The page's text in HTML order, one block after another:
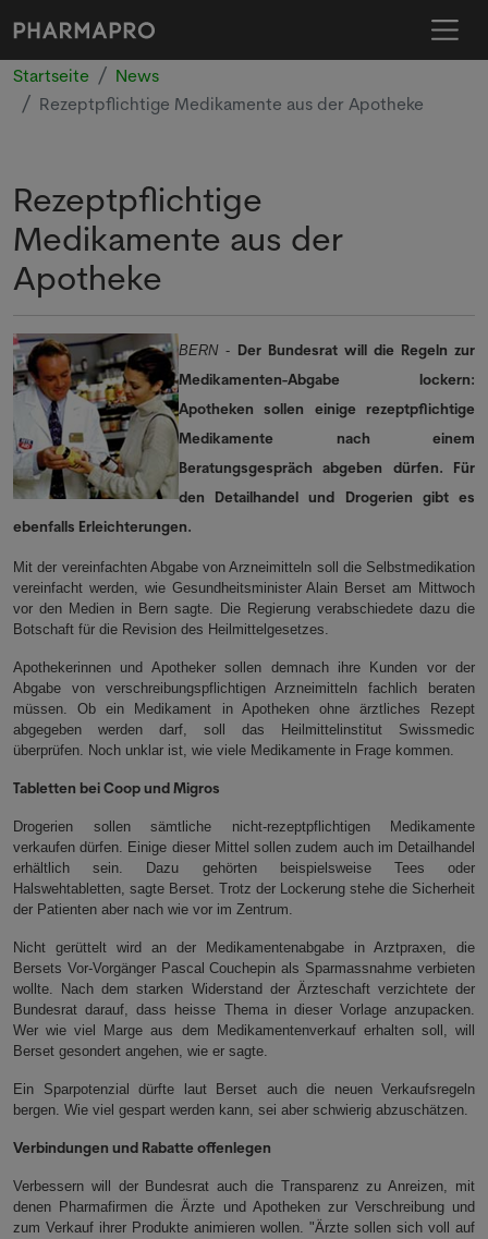
Startseite
News
Rezeptpflichtige Medikamente aus der Apotheke
Rezeptpflichtige
Medikamente aus der
Apotheke
BERN- Der Bundesrat will die Regeln zur
Medikamenten-Abgabe lockern:
Apotheken sollen einige rezeptpflichtige
Medikamente nach einem
Beratungsgespräch abgeben dürfen. Für
den Detailhandel und Drogerien gibt es
ebenfalls Erleichterungen.
Mit der vereinfachten Abgabe von Arzneimitteln soll die Selbstmedikation
vereinfacht werden, wie Gesundheitsminister Alain Berset am Mittwoch
vor den Medien in Bern sagte. Die Regierung verabschiedete dazu die
Botschaft für die Revision des Heilmittelgesetzes.
Apothekerinnen und Apotheker sollen demnach ihre Kunden vor der
Abgabe von verschreibungspflichtigen Arzneimitteln fachlich beraten
müssen. Ob ein Medikament in Apotheken ohne ärztliches Rezept
abgegeben werden darf, soll das Heilmittelinstitut Swissmedic
überprüfen. Noch unklar ist, wie viele Medikamente in Frage kommen.
Tabletten bei Coop und Migros
Drogerien sollen sämtliche nicht-rezeptpflichtigen Medikamente
verkaufen dürfen. Einige dieser Mittel sollen zudem auch im Detailhandel
erhältlich sein. Dazu gehörten beispielsweise Tees oder
Halswehtabletten, sagte Berset. Trotz der Lockerung stehe die Sicherheit
der Patienten aber nach wie vor im Zentrum.
Nicht gerüttelt wird an der Medikamentenabgabe in Arztpraxen, die
Bersets Vor-Vorgänger Pascal Couchepin als Sparmassnahme verbieten
wollte. Nach dem starken Widerstand der Ärzteschaft verzichtete der
Bundesrat darauf, dass heisse Thema in dieser Vorlage anzupacken.
Wer wie viel Marge aus dem Medikamentenverkauf erhalten soll, will
Berset gesondert angehen, wie er sagte.
Ein Sparpotenzial dürfte laut Berset auch die neuen Verkaufsregeln
bergen. Wie viel gespart werden kann, sei aber schwierig abzuschätzen.
Verbindungen und Rabatte offenlegen
Verbessern will der Bundesrat auch die Transparenz zu Anreizen, mit
denen Pharmafirmen die Ärzte und Apotheken zur Verschreibung und
zum Verkauf ihrer Produkte animieren wollen. "Ärzte sollen sich voll auf